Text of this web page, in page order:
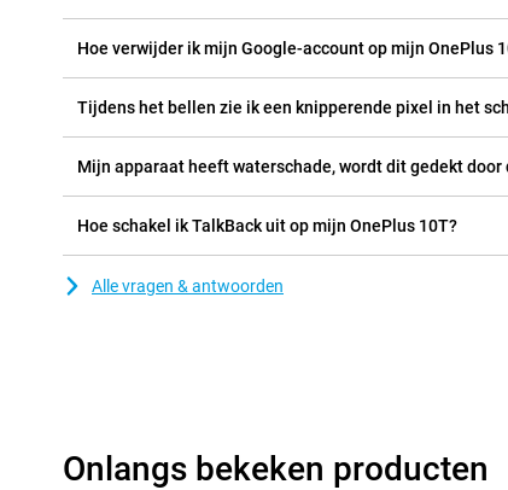
Hoe verwijder ik mijn Google-account op mijn OnePlus
Tijdens het bellen zie ik een knipperende pixel in het
Mijn apparaat heeft waterschade, wordt dit gedekt door
Hoe schakel ik TalkBack uit op mijn OnePlus 10T?
Alle vragen & antwoorden
Onlangs bekeken producten